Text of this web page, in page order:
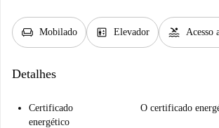
chair Mobilado elevator Elevador pool Acesso
Detalhes
Certificado
energético
O certificado